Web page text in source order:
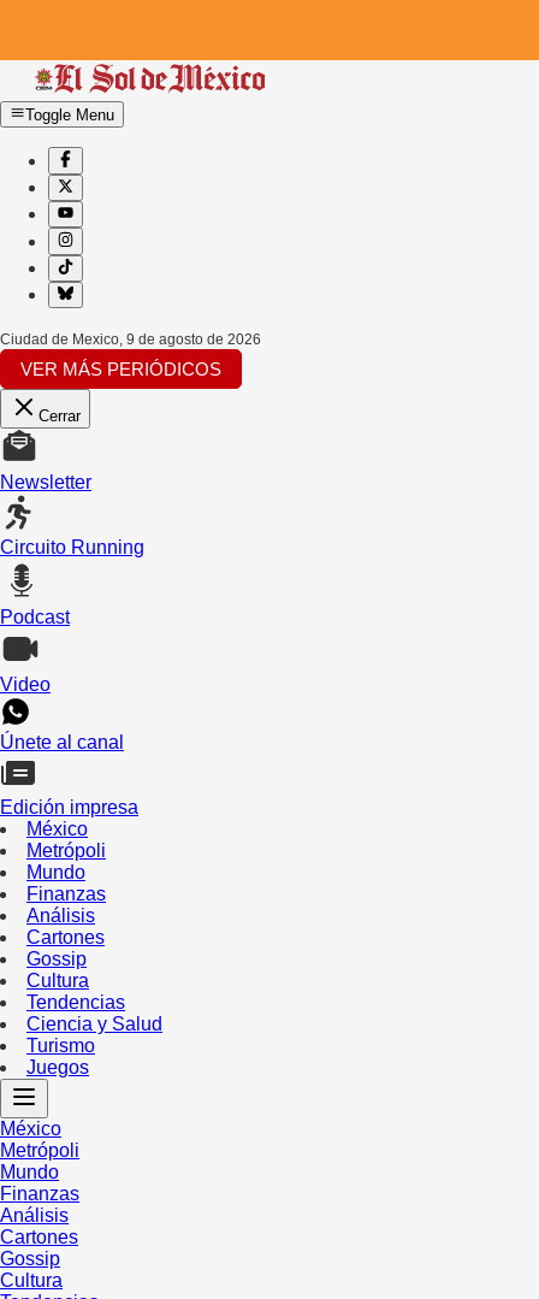
Toggle Menu
Ciudad de Mexico, 9 de agosto de 2026
VER MÁS PERIÓDICOS
Cerrar
Newsletter
Circuito Running
Podcast
Video
Únete al canal
Edición impresa
México
Metrópoli
Mundo
Finanzas
Análisis
Cartones
Gossip
Cultura
Tendencias
Ciencia y Salud
Turismo
Juegos
México
Metrópoli
Mundo
Finanzas
Análisis
Cartones
Gossip
Cultura